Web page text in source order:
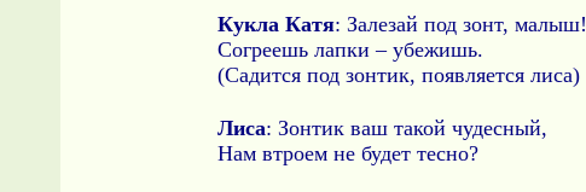
Кукла Катя: Залезай под зонт, малыш!
Согреешь лапки – убежишь.
(Садится под зонтик, появляется лиса)
Лиса: Зонтик ваш такой чудесный,
Нам втроем не будет тесно?